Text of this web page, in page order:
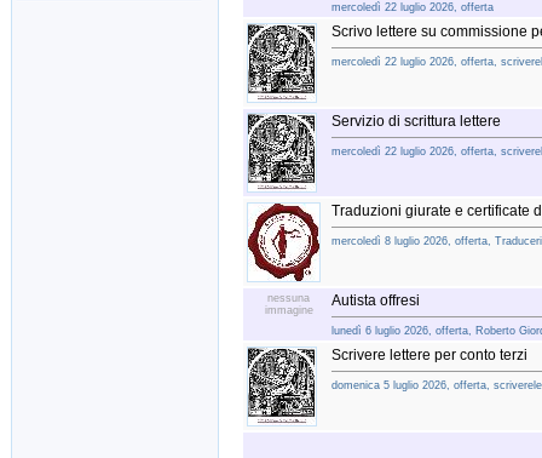
mercoledì 22 luglio 2026, offerta
Scrivo lettere su commissione
mercoledì 22 luglio 2026, offerta,
Servizio di scrittura lettere
mercoledì 22 luglio 2026, offerta,
Traduzioni giurate e certificate
mercoledì 8 luglio 2026, offerta,
nessuna
immagine
Autista offresi
lunedì 6 luglio 2026, offerta, Roberto
Scrivere lettere per conto terzi
domenica 5 luglio 2026, offerta,